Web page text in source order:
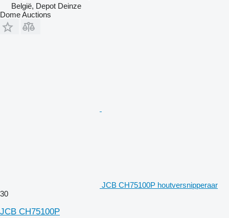
België, Depot Deinze
Dome Auctions
JCB CH75100P houtversnipperaar
30
JCB CH75100P